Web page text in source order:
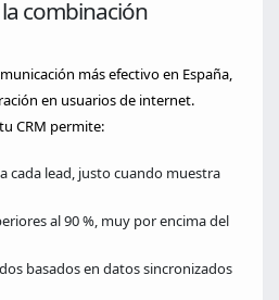
combinación
más efectivo en España,
en usuarios de internet.
CRM permite:
cada lead, justo cuando muestra
al 90 %, muy por encima del
basados en datos sincronizados